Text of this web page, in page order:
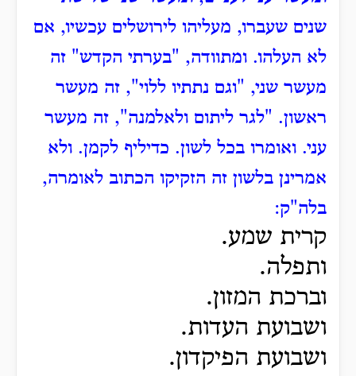
שנים שעברו, מעליהו לירושלים עכשיו, אם
לא העלהו. ומתוודה, "בערתי הקדש" זה
מעשר שני, "וגם נתתיו ללוי", זה מעשר
ראשון. "לגר ליתום ולאלמנה", זה מעשר
עני. ואומרו בכל לשון. כדיליף לקמן. ולא
אמרינן בלשון זה הזקיקו הכתוב לאומרה,
בלה"ק:
קרית שמע.
ותפלה.
וברכת המזון.
ושבועת העדות.
ושבועת הפיקדון.